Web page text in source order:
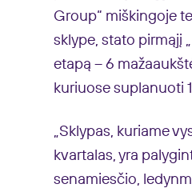
Group“ miškingoje
sklype, stato pirmąjį
etapą – 6
kuriuose suplanuoti
„Sklypas, kuriame
kvartalas, yra
senamiesčio,